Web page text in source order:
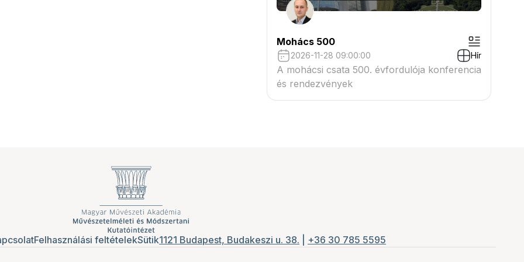
Mohács 500
2026-11-28 09:00:00 Hír
A mohácsi csata 500. évfordulója konferencia
és rendezvények
Felhasználási feltételekSütik1121 Budapest, Budakeszi u. 38. +36 30 785 5595